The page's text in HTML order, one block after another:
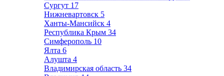
Сургут 17
Нижневартовск 5
Ханты-Мансийск 4
Республика Крым 34
Симферополь 10
Ялта 6
Алушта 4
Владимирская область 34